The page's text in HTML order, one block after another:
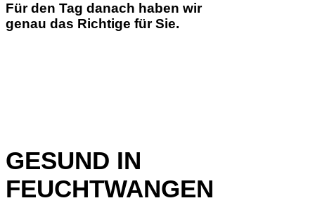
Für den Tag danach haben wir
genau das Richtige für Sie.
GESUND IN
FEUCHTWANGEN